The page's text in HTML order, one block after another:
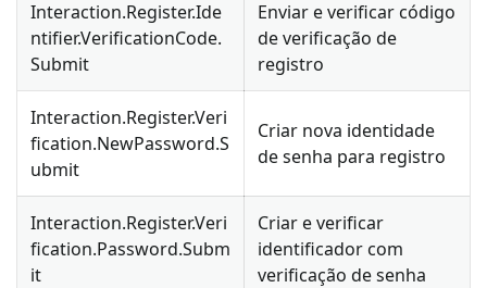
Interaction.Register.Ide
ntifier.VerificationCode.
Submit
Enviar e verificar código
de verificação de
registro
Interaction.Register.Veri
fication.NewPassword.S
ubmit
Criar nova identidade
de senha para registro
Interaction.Register.Veri
fication.Password.Subm
it
Criar e verificar
identificador com
verificação de senha